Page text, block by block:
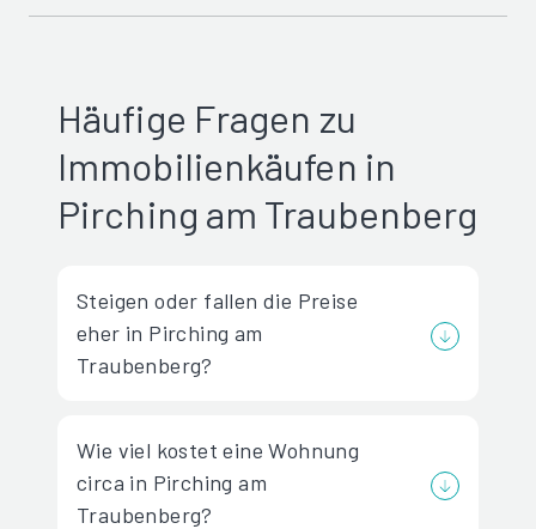
Häufige Fragen zu
Immobilienkäufen in
Pirching am Traubenberg
Steigen oder fallen die Preise
eher in Pirching am
Traubenberg?
Wie viel kostet eine Wohnung
circa in Pirching am
Traubenberg?